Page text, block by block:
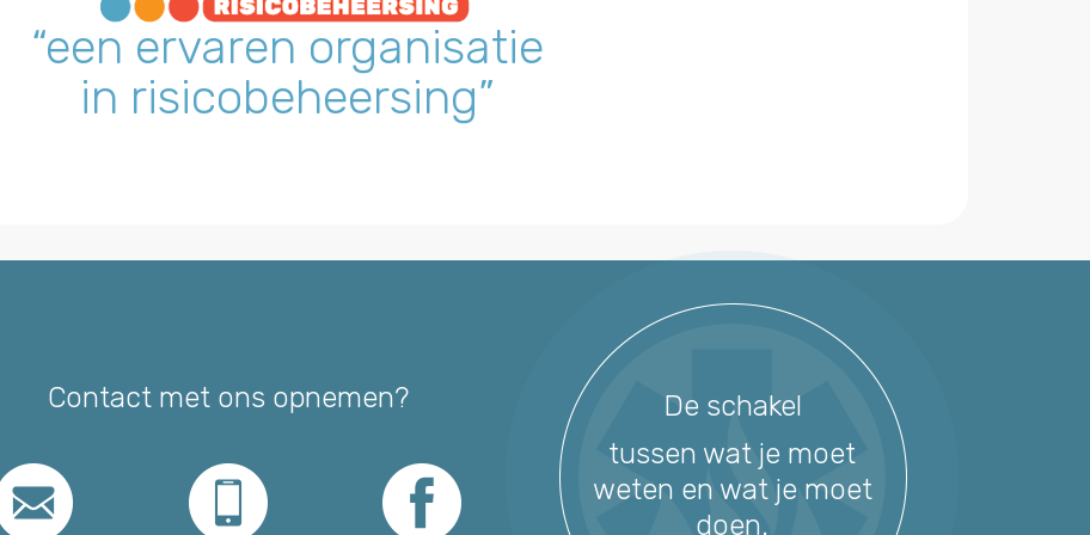
“een ervaren organisatie
in risicobeheersing”
Contact met ons opnemen?
De schakel
tussen wat je moet
weten en wat je moet
doen.